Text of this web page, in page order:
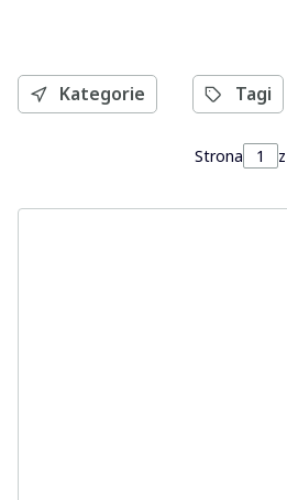
Kategorie Tagi
Strona